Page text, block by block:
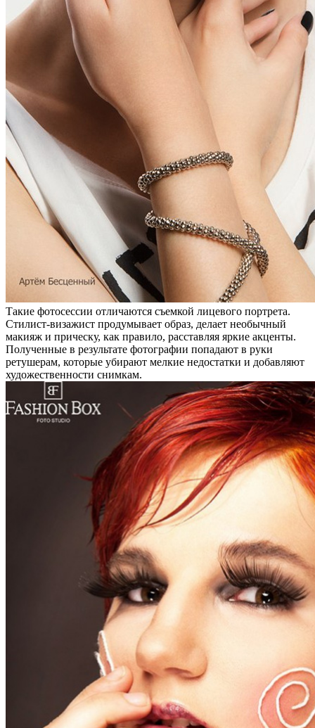
Такие фотосессии отличаются съемкой лицевого портрета.
Стилист-визажист продумывает образ, делает необычный
макияж и прическу, как правило, расставляя яркие акценты.
Полученные в результате фотографии попадают в руки
ретушерам, которые убирают мелкие недостатки и добавляют
художественности снимкам.